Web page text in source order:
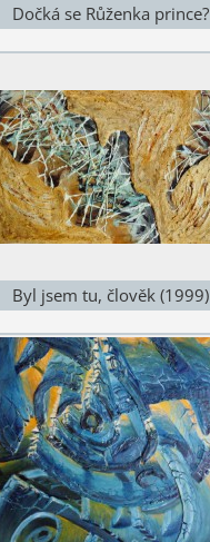
Dočká se Růženka prince?
Byl jsem tu, člověk (1999)